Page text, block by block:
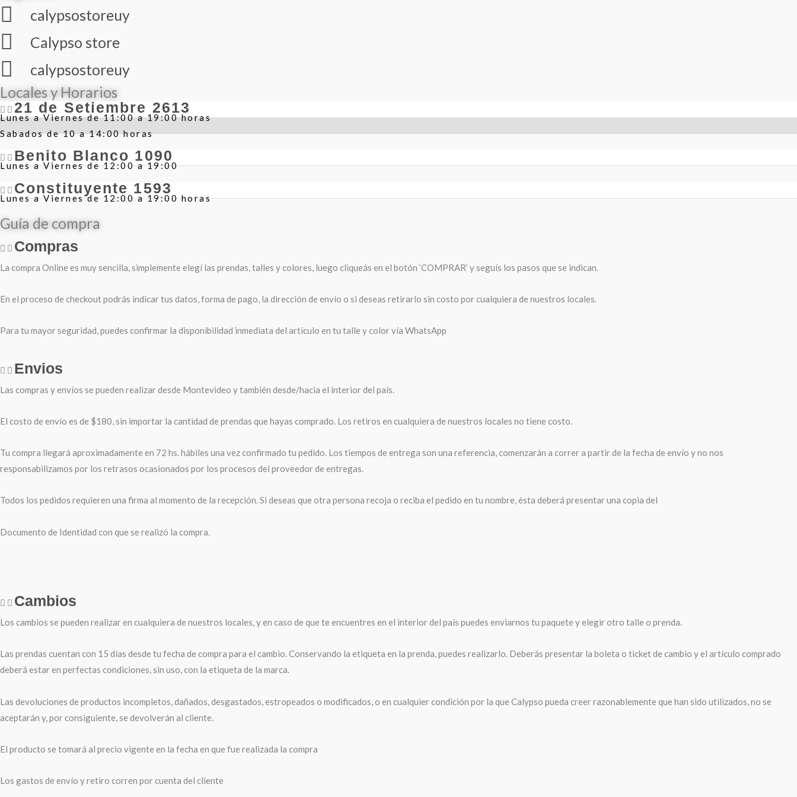
calypsostoreuy
Calypso store
calypsostoreuy
Locales y Horarios
21 de Setiembre 2613
Lunes a Viernes de 11:00 a 19:00 horas
Sabados de 10 a 14:00 horas
Benito Blanco 1090
Lunes a Viernes de 12:00 a 19:00
Constituyente 1593
Lunes a Viernes de 12:00 a 19:00 horas
Guía de compra
Compras
La compra Online es muy sencilla, simplemente elegí las prendas, talles y colores, luego cliqueás en el botón ‘COMPRAR’ y seguís los pasos que se indican.
En el proceso de checkout podrás indicar tus datos, forma de pago, la dirección de envío o si deseas retirarlo sin costo por cualquiera de nuestros locales.
Para tu mayor seguridad, puedes confirmar la disponibilidad inmediata del artículo en tu talle y color vía WhatsApp
Envios
Las compras y envíos se pueden realizar desde Montevideo y también desde/hacia el interior del país.
El costo de envío es de $180, sin importar la cantidad de prendas que hayas comprado. Los retiros en cualquiera de nuestros locales no tiene costo.
Tu compra llegará aproximadamente en 72 hs. hábiles una vez confirmado tu pedido. Los tiempos de entrega son una referencia, comenzarán a correr a partir de la fecha de envío y no nos
responsabilizamos por los retrasos ocasionados por los procesos del proveedor de entregas.
Todos los pedidos requieren una firma al momento de la recepción. Si deseas que otra persona recoja o reciba el pedido en tu nombre, ésta deberá presentar una copia del
Documento de Identidad con que se realizó la compra.
Cambios
Los cambios se pueden realizar en cualquiera de nuestros locales, y en caso de que te encuentres en el interior del país puedes enviarnos tu paquete y elegir otro talle o prenda.
Las prendas cuentan con 15 días desde tu fecha de compra para el cambio. Conservando la etiqueta en la prenda, puedes realizarlo. Deberás presentar la boleta o ticket de cambio y el artículo comprado
deberá estar en perfectas condiciones, sin uso, con la etiqueta de la marca.
Las devoluciones de productos incompletos, dañados, desgastados, estropeados o modificados, o en cualquier condición por la que Calypso pueda creer razonablemente que han sido utilizados, no se
aceptarán y, por consiguiente, se devolverán al cliente.
El producto se tomará al precio vigente en la fecha en que fue realizada la compra
Los gastos de envío y retiro corren por cuenta del cliente